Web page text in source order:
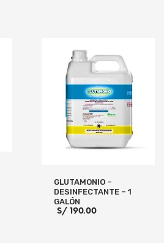
GLUTAMONIO –
DESINFECTANTE – 1
GALÓN
S/190.00